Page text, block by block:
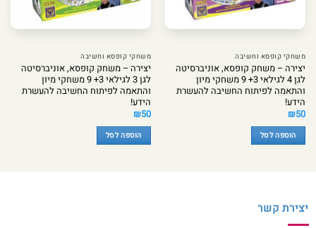
משחקי קופסא וחשיבה
יצירה – משחק קופסא, אוניברסיטה
לגן 4 לגילאי 3+ 9 משחקי מיון
והתאמה לפיתוח החשיבה להעשרת
הידע!
₪50
הוספה לסל
משחקי קופסא וחשיבה
יצירה – משחק קופסא, אוניברסיטה
לגן 3 לגילאי 3+ 9 משחקי מיון
והתאמה לפיתוח החשיבה להעשרת
הידע!
₪50
הוספה לסל
יצירת קשר